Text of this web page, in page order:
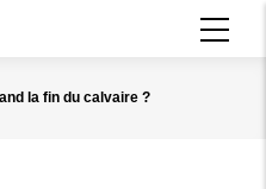
la fin du calvaire ?